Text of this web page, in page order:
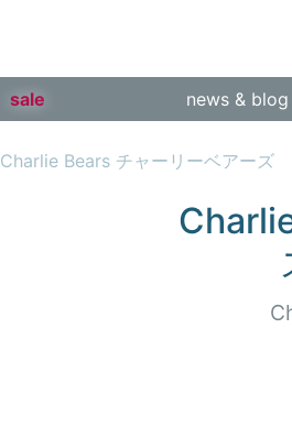
sale news & blog
Charlie Bears チャーリーベアー